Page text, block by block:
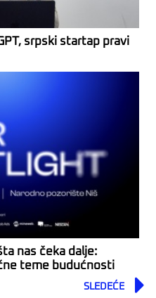
srpski startap pravi
nas čeka dalje:
teme budućnosti
SLEDEĆE